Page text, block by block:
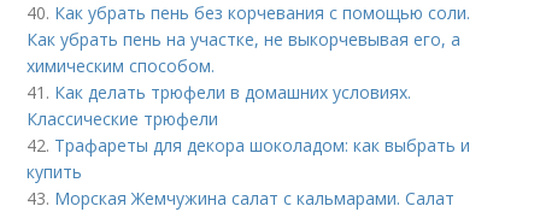
40. Как убрать пень без корчевания с помощью соли.
Как убрать пень на участке, не выкорчевывая его, а
химическим способом.
41. Как делать трюфели в домашних условиях.
Классические трюфели
42. Трафареты для декора шоколадом: как выбрать и
купить
43. Морская Жемчужина салат с кальмарами. Салат